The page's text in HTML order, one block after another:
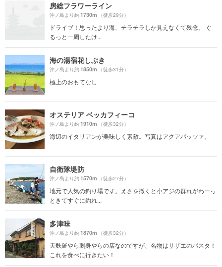
房総フラワーライン
沖ノ島より約1730m （徒歩29分）
ドライブ！思ったより海、チラチラしか見えなくて残念。 ぐ
るっと一周したけ...
海の湯宿花しぶき
沖ノ島より約1850m （徒歩31分）
極上のおもてなし
オステリア ベッカフィーコ
沖ノ島より約1910m （徒歩32分）
海辺のイタリアンが美味しく素敵。写真はアクアパッツァ。
自衛隊堤防
沖ノ島より約1570m （徒歩27分）
地元で人気の釣り場です。えさを撒くと小アジの群れがわーっ
ときてすぐに釣れ...
多津味
沖ノ島より約1870m （徒歩32分）
天麩羅やら刺身やらの店なのですが、名物はサザエのパスタ！
これを食べに行きたい！